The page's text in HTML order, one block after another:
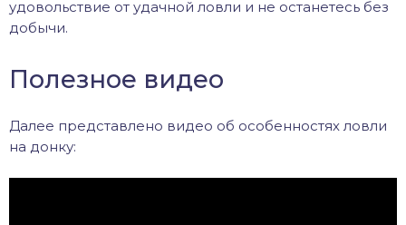
удовольствие от удачной ловли и не останетесь без
добычи.
Полезное видео
Далее представлено видео об особенностях ловли
на донку: